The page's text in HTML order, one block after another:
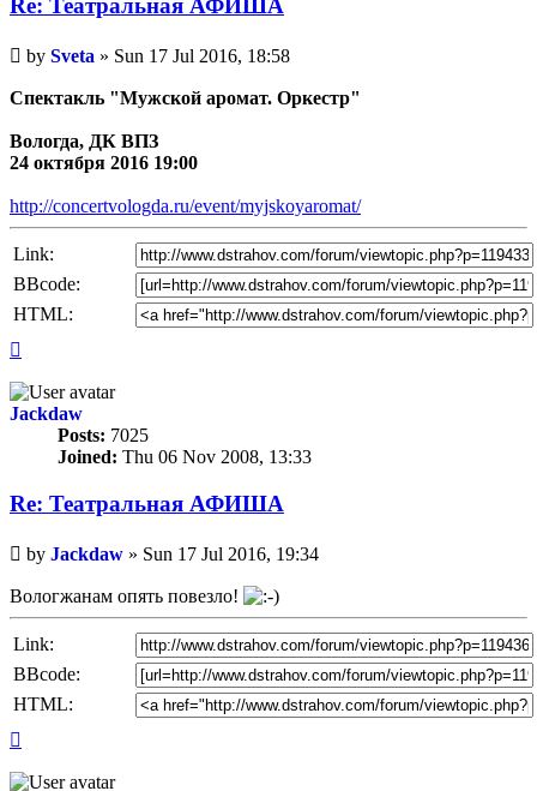
Re: Театральная АФИША
Unread
post
by Sveta » Sun 17 Jul 2016, 18:58
Спектакль "Мужской аромат. Оркестр"
Вологда, ДК ВПЗ
24 октября 2016 19:00
http://concertvologda.ru/event/myjskoyaromat/
Link:
BBcode:
HTML:
Jackdaw
Posts: 7025
Joined: Thu 06 Nov 2008, 13:33
Re: Театральная АФИША
Unread
post
by Jackdaw » Sun 17 Jul 2016, 19:34
Вологжанам опять повезло!
Link:
BBcode:
HTML: